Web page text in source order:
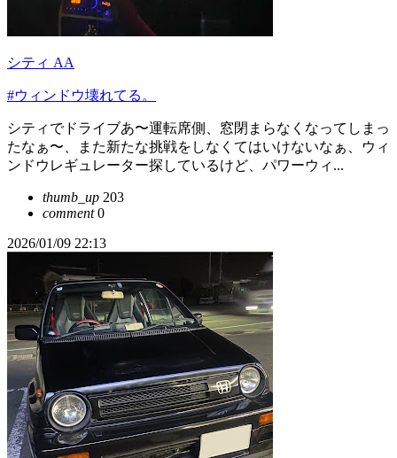
シティ AA
#ウィンドウ壊れてる。
シティでドライブあ〜運転席側、窓閉まらなくなってしまっ
たなぁ〜、また新たな挑戦をしなくてはいけないなぁ、ウィ
ンドウレギュレーター探しているけど、パワーウィ...
thumb_up 203
comment0
2026/01/09 22:13